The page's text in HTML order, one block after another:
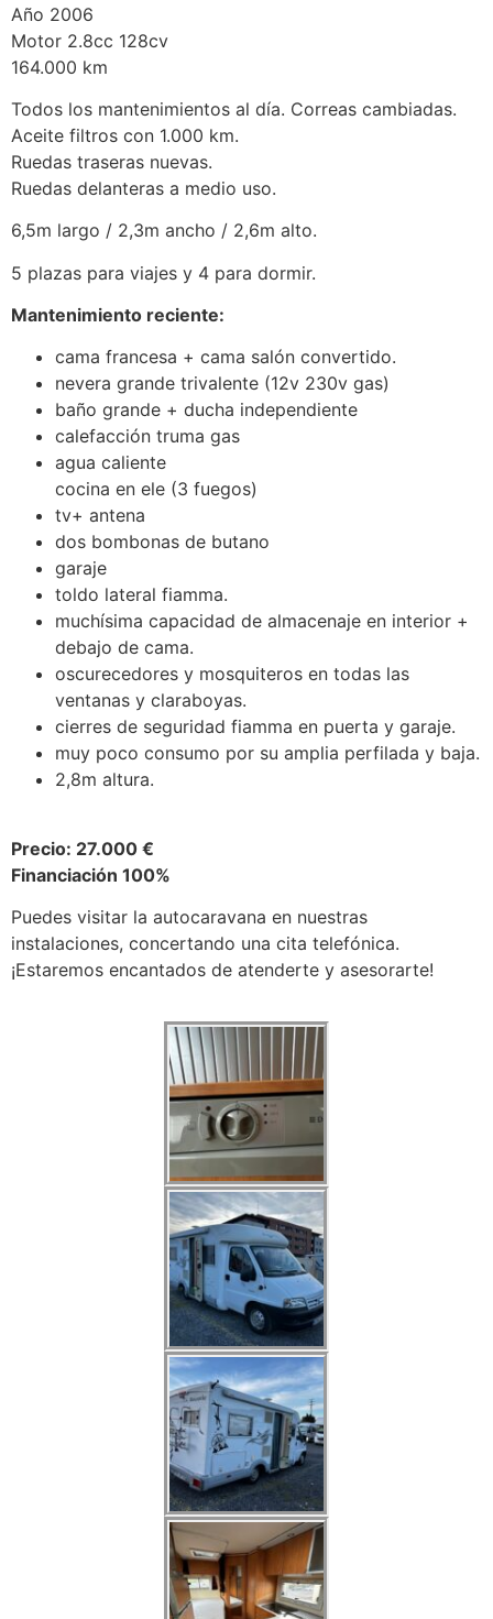
Año 2006
Motor 2.8cc 128cv
164.000 km
Todos los mantenimientos al día. Correas cambiadas.
Aceite filtros con 1.000 km.
Ruedas traseras nuevas.
Ruedas delanteras a medio uso.
6,5m largo / 2,3m ancho / 2,6m alto.
5 plazas para viajes y 4 para dormir.
Mantenimiento reciente:
cama francesa + cama salón convertido.
nevera grande trivalente (12v 230v gas)
baño grande + ducha independiente
calefacción truma gas
agua caliente
cocina en ele (3 fuegos)
tv+ antena
dos bombonas de butano
garaje
toldo lateral fiamma.
muchísima capacidad de almacenaje en interior +
debajo de cama.
oscurecedores y mosquiteros en todas las
ventanas y claraboyas.
cierres de seguridad fiamma en puerta y garaje.
muy poco consumo por su amplia perfilada y baja.
2,8m altura.
Precio: 27.000 €
Financiación 100%
Puedes visitar la autocaravana en nuestras
instalaciones, concertando una cita telefónica.
¡Estaremos encantados de atenderte y asesorarte!